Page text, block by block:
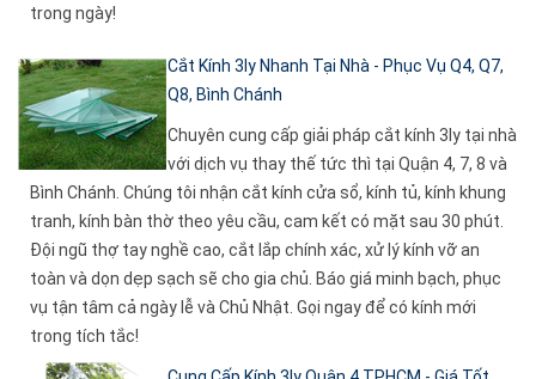
trong ngày!
Cắt Kính 3ly Nhanh Tại Nhà - Phục Vụ Q4, Q7,
Q8, Bình Chánh
Chuyên cung cấp giải pháp cắt kính 3ly tại nhà
với dịch vụ thay thế tức thì tại Quận 4, 7, 8 và
Bình Chánh. Chúng tôi nhận cắt kính cửa sổ, kính tủ, kính khung
tranh, kính bàn thờ theo yêu cầu, cam kết có mặt sau 30 phút.
Đội ngũ thợ tay nghề cao, cắt lắp chính xác, xử lý kính vỡ an
toàn và dọn dẹp sạch sẽ cho gia chủ. Báo giá minh bạch, phục
vụ tận tâm cả ngày lễ và Chủ Nhật. Gọi ngay để có kính mới
trong tích tắc!